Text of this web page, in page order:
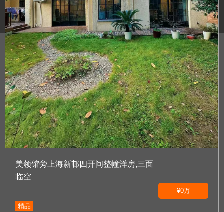
美领馆旁上海新邨四开间整幢洋房,三面
临空
¥0万
精品